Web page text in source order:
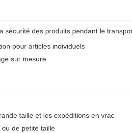
sécurité des produits pendant le
pour articles individuels
sur mesure
taille et les expéditions en vrac
de petite taille